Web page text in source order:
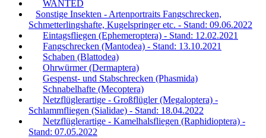
WANTED
Sonstige Insekten - Artenportraits Fangschrecken,
Schmetterlingshafte, Kugelspringer etc. - Stand: 09.06.2022
Eintagsfliegen (Ephemeroptera) - Stand: 12.02.2021
Fangschrecken (Mantodea) - Stand: 13.10.2021
Schaben (Blattodea)
Ohrwürmer (Dermaptera)
Gespenst- und Stabschrecken (Phasmida)
Schnabelhafte (Mecoptera)
Netzflüglerartige - Großflügler (Megaloptera) -
Schlammfliegen (Sialidae) - Stand: 18.04.2022
Netzflüglerartige - Kamelhalsfliegen (Raphidioptera) -
Stand: 07.05.2022